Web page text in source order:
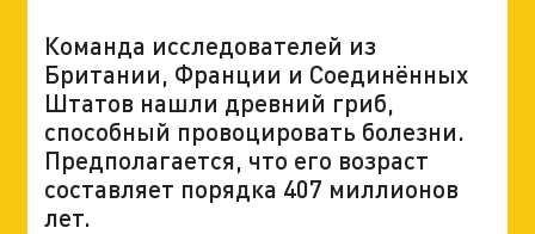
Команда исследователей из
Британии, Франции и Соединённых
Штатов нашли древний гриб,
способный провоцировать болезни.
Предполагается, что его возраст
составляет порядка 407 миллионов
лет.